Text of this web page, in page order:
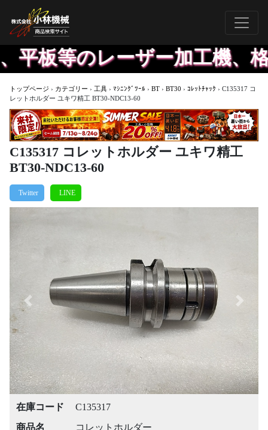
レーザー加工機、格安
トップページ › カテゴリー › 工具 › ﾏｼﾆﾝｸﾞﾂｰﾙ › BT › BT30 › ｺﾚｯﾄﾁｬｯｸ › C135317 コ
レットホルダー ユキワ精工 BT30-NDC13-60
C135317 コレットホルダー ユキワ精工
BT30-NDC13-60
Previous Next
在庫コード
C135317
商品名
コレットホルダー